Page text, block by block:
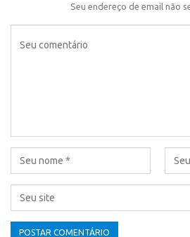
Seu endereço de email não